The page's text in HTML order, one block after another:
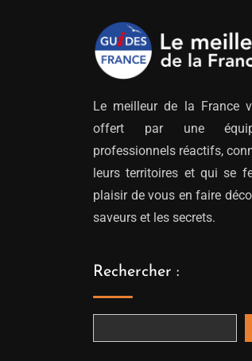
Le meilleur de la France
offert par une
professionnels réactifs,
leurs territoires et qui se
plaisir de vous en faire
saveurs et les secrets.
Rechercher :